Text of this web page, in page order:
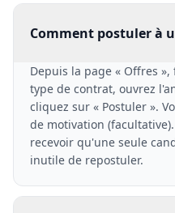
Comment postuler à
Depuis la page « Offres
type de contrat, ouvrez
cliquez sur « Postuler ».
de motivation
recevoir qu'une seule
inutile de repostuler.